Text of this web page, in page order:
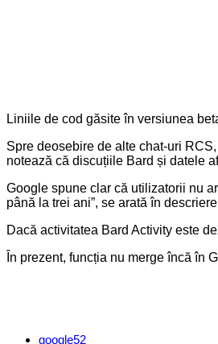
Liniile de cod găsite în versiunea
Spre deosebire de alte chat-uri
notează că discuțiile Bard și datele
Google spune clar că utilizatorii nu
până la trei ani”, se arată în
Dacă activitatea Bard Activity este
În prezent, funcția nu merge încă în
google52